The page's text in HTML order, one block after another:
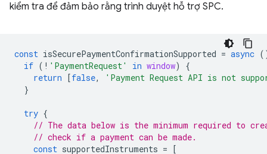
kiểm tra để đảm bảo rằng trình duyệt hỗ trợ SPC.
const isSecurePaymentConfirmationSupported = async
if ( ! 'PaymentRequest' in window)
{
return
[false,
'Payment Request API is not
}
try {
// The data below is the minimum required to
// check if a payment can be made.
const supportedInstruments = [